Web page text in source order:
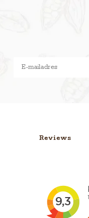
Reviews